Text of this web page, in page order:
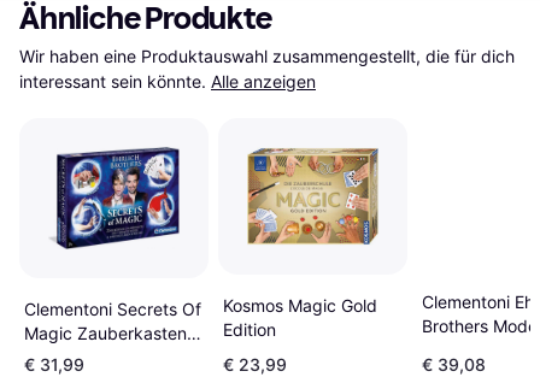
Ähnliche Produkte
Wir haben eine Produktauswahl zusammengestellt, die für dich
interessant sein könnte. Alle anzeigen
Clementoni Secrets Of
Magic Zauberkasten
ab 7 Jahren
€ 31,99
Kosmos Magic Gold
Edition
€ 23,99
Clementoni
Brothers
€ 39,08